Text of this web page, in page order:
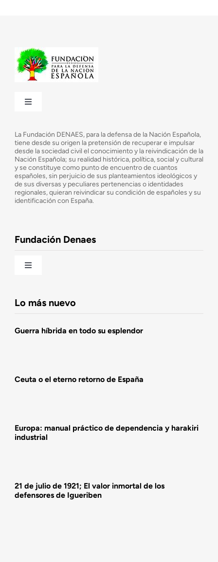
Toggle
¿Cuáles son nuestros objetivos?
Consejo Asesor
La Fundación DENAES, para la defensa de la Nación Española,
tiene desde su origen la pretensión de recuperar e impulsar
desde la sociedad civil el conocimiento y la reivindicación de la
Nación Española; su realidad histórica, política, social y cultural
y se constituye como punto de encuentro de cuantos
españoles, sin perjuicio de sus planteamientos ideológicos y
de sus diversas y peculiares pertenencias o identidades
regionales, quieran reivindicar su condición de españoles y su
identificación con España.
Fundación Denaes
Toggle
Lo más nuevo
Guerra híbrida en todo su esplendor
Ceuta o el eterno retorno de España
Europa: manual práctico de dependencia y harakiri
industrial
21 de julio de 1921; El valor inmortal de los
defensores de Igueriben